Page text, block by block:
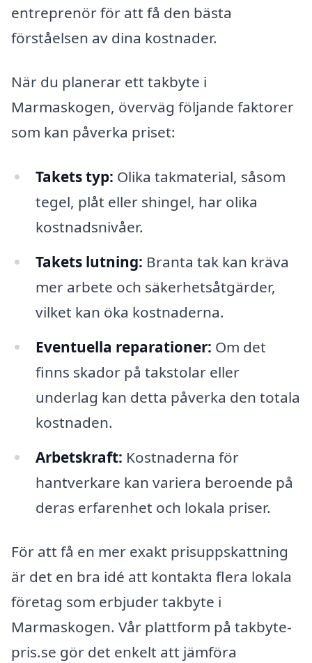
entreprenör för att få den bästa
förståelsen av dina kostnader.
När du planerar ett takbyte i
Marmaskogen, överväg följande faktorer
som kan påverka priset:
Takets typ: Olika takmaterial, såsom
tegel, plåt eller shingel, har olika
kostnadsnivåer.
Takets lutning: Branta tak kan kräva
mer arbete och säkerhetsåtgärder,
vilket kan öka kostnaderna.
Eventuella reparationer: Om det
finns skador på takstolar eller
underlag kan detta påverka den totala
kostnaden.
Arbetskraft: Kostnaderna för
hantverkare kan variera beroende på
deras erfarenhet och lokala priser.
För att få en mer exakt prisuppskattning
är det en bra idé att kontakta flera lokala
företag som erbjuder takbyte i
Marmaskogen. Vår plattform på takbyte-
pris.se gör det enkelt att jämföra